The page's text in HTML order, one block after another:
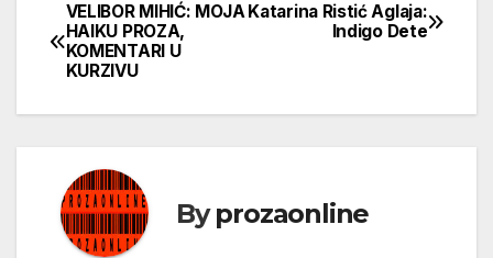
Кретање
чланка
Katarina Ristić Aglaja:
Indigo Dete
VELIBOR MIHIĆ: MOJA
HAIKU PROZA,
KOMENTARI U
KURZIVU
Byprozaonline